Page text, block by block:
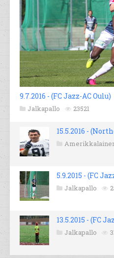
9.7.2016 - (FC Jazz-AC Oulu)
Jalkapallo 23521
15.5.2016 -
5.9.2015 - (FC
Jalkapallo
13.5.2015 - (FC
Jalkapallo